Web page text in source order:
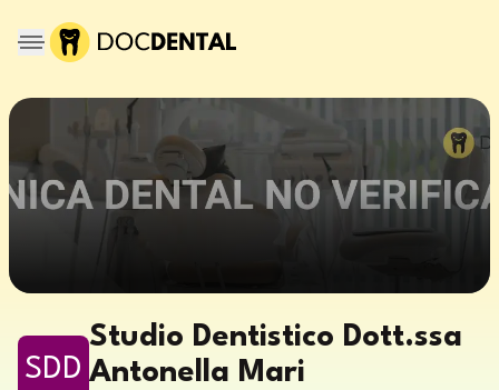
SDD
Studio Dentistico Dott.ssa
Antonella Mari